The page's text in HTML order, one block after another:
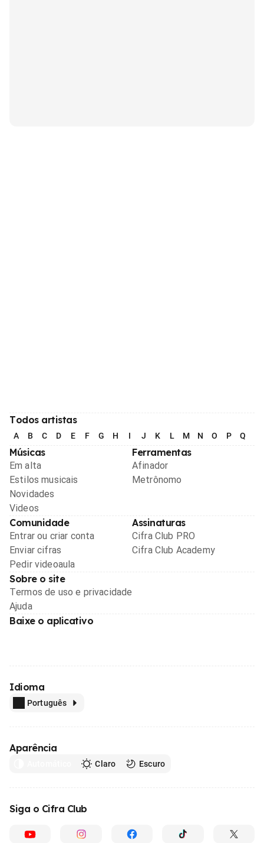
Todos artistas
A B C D E F G H I J K L M N O P Q
Músicas
Em alta
Estilos musicais
Novidades
Videos
Ferramentas
Afinador
Metrônomo
Comunidade
Entrar ou criar conta
Enviar cifras
Pedir videoaula
Assinaturas
Cifra Club PRO
Cifra Club Academy
Sobre o site
Termos de uso e privacidade
Ajuda
Baixe o aplicativo
Idioma
Português
Aparência
Claro Escuro
Siga o Cifra Club